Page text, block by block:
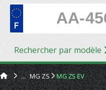
Rechercher par modèle
MG ZS MG ZS EV